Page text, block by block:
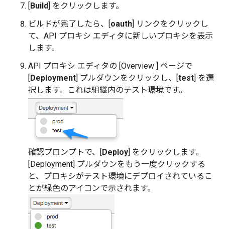
[Build] をクリックします。
ビルドが完了したら、[oauth] リンクをクリックし
て、API プロキシ エディタに新しいプロキシを表示
します。
API プロキシ エディタの [Overview ] ページで
[Deployment] プルダウンをクリックし、[test] を選
択します。これは組織内のテスト環境です。
確認プロンプトで、[Deploy] をクリックします。
[Deployment] プルダウンをもう一度クリックする
と、プロキシがテスト環境にデプロイされているこ
とが緑色のアイコンで示されます。